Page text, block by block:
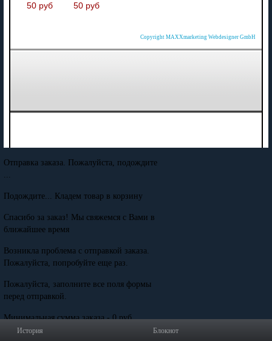
50 руб
50 руб
Copyright MAXXmarketing Webdesigner GmbH
История Блокнот
Отправка заказа. Пожалуйста, подождите
...
Подождите... Кладем товар в корзину
Спасибо за заказ! Мы свяжемся с Вами в
ближайшее время
Возникла проблема с отправкой заказа.
Пожалуйста, попробуйте еще раз.
Пожалуйста, заполните все поля формы
перед отправкой.
Минимальная сумма заказа - 0 руб.